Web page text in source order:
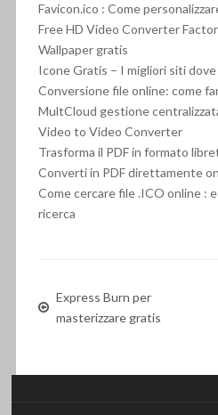
Favicon.ico : Come
Free HD Video Converter
Wallpaper gratis
Icone Gratis – I migliori siti
Conversione file online: come
MultCloud gestione
Video to Video Converter
Trasforma il PDF in formato
Converti in PDF direttamente
Come cercare file .ICO online :
ricerca
Express Burn per
masterizzare gratis